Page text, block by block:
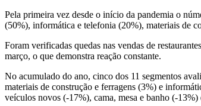
Pela primeira vez desde o início da pandemia o
(50%), informática e telefonia (20%), materiais de
Foram verificadas quedas nas vendas de
março, o que demonstra reação constante.
No acumulado do ano, cinco dos 11 segmentos
materiais de construção e ferragens (3%) e
veículos novos (-17%), cama, mesa e banho (-